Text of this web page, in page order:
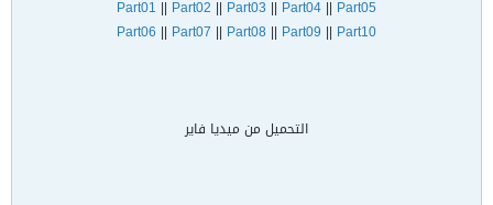
Part01 || Part02 || Part03 || Part04 || Part05
Part06 || Part07 || Part08 || Part09 || Part10
التحميل من ميديا فاير